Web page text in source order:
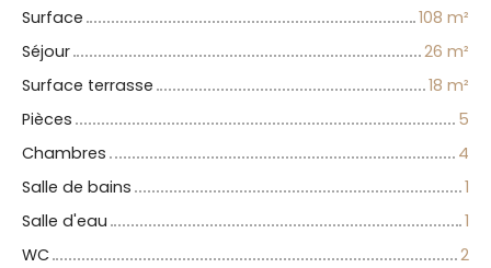
Surface
108 m²
Séjour
26 m²
Surface terrasse
18 m²
Pièces
5
Chambres
4
Salle de bains
1
Salle d'eau
1
WC
2